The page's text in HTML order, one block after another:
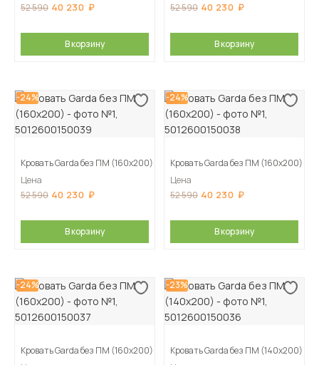
52 590 40 230
В корзину
52 590 40 230
В корзину
-24%
Кровать Garda без ПМ (160х200)
Цена
52 590 40 230
В корзину
-24%
Кровать Garda без ПМ (160х200)
Цена
52 590 40 230
В корзину
-24%
Кровать Garda без ПМ (160х200)
-23%
Кровать Garda без ПМ (140х200)